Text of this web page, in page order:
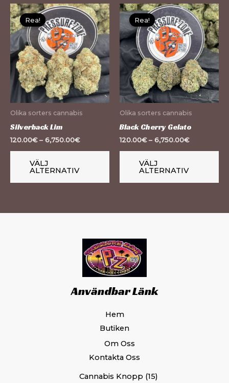
Rea!
Rea!
Olika sorters cannabis
Silverback Lim
120.00€– 6,750.00€
VÄLJ
ALTERNATIV
Den
produkten
har
flera
varianter.
De
produktsidan
Rea!
Rea!
Olika sorters cannabis
Black Cherry Gelato
120.00€– 6,750.00€
VÄLJ
ALTERNATIV
De
Användbar Länk
Hem
Butiken
Om Oss
Kontakta Oss
Cannabis Knopp 15